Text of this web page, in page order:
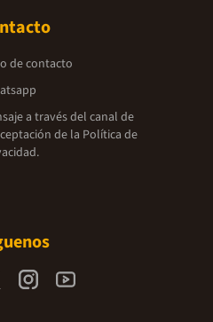
de contacto
a través del canal de
de la Política de